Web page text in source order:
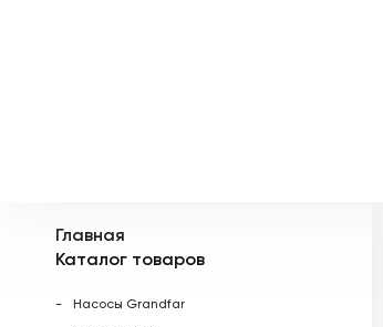
Главная
Каталог товаров
Насосы Grandfar